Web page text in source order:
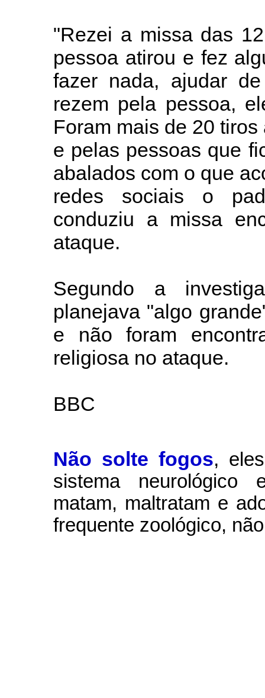
"Rezei a missa das
pessoa atirou e fez
fazer nada, ajudar
rezem pela pessoa,
Foram mais de 20
e pelas pessoas que
abalados com o que
redes sociais o
conduziu a missa
ataque.
Segundo a
planejava "algo
e não foram
religiosa no ataque.
BBC
Não solte fogos,
sistema neurológico
matam, maltratam e
frequente zoológico,